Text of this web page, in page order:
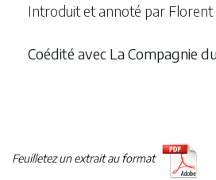
Introduit et annoté par Florent
Coédité avec La Compagnie
Feuilletez un extrait au format